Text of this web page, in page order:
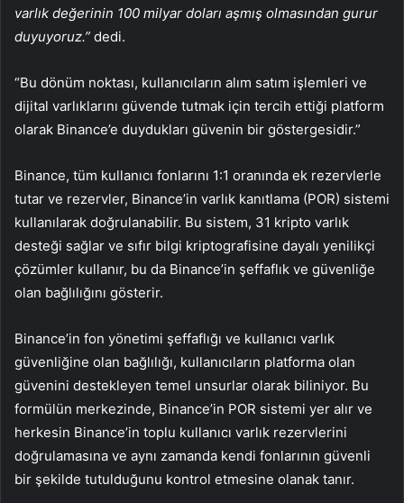
varlık değerinin 100 milyar doları aşmış olmasından gurur
duyuyoruz.” dedi.
“Bu dönüm noktası, kullanıcıların alım satım işlemleri ve
dijital varlıklarını güvende tutmak için tercih ettiği platform
olarak Binance’e duydukları güvenin bir göstergesidir.”
Binance, tüm kullanıcı fonlarını 1:1 oranında ek rezervlerle
tutar ve rezervler, Binance’in varlık kanıtlama (POR) sistemi
kullanılarak doğrulanabilir. Bu sistem, 31 kripto varlık
desteği sağlar ve sıfır bilgi kriptografisine dayalı yenilikçi
çözümler kullanır, bu da Binance’in şeffaflık ve güvenliğe
olan bağlılığını gösterir.
Binance’in fon yönetimi şeffaflığı ve kullanıcı varlık
güvenliğine olan bağlılığı, kullanıcıların platforma olan
güvenini destekleyen temel unsurlar olarak biliniyor. Bu
formülün merkezinde, Binance’in POR sistemi yer alır ve
herkesin Binance’in toplu kullanıcı varlık rezervlerini
doğrulamasına ve aynı zamanda kendi fonlarının güvenli
bir şekilde tutulduğunu kontrol etmesine olanak tanır.